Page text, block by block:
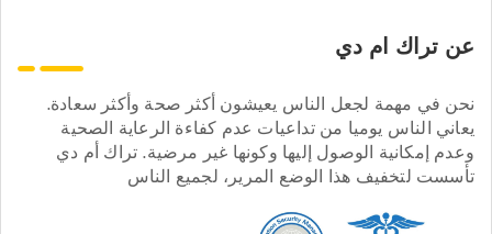
عن تراك ام دي
نحن في مهمة لجعل الناس يعيشون أكثر صحة وأكثر سعادة.
يعاني الناس يوميا من تداعيات عدم كفاءة الرعاية الصحية
وعدم إمكانية الوصول إليها وكونها غير مرضية. تراك أم دي
تأسست لتخفيف هذا الوضع المرير، لجميع الناس